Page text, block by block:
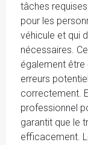
tâches
pour les
véhicule et qui
nécessaires.
également être
erreurs
correctement.
professionnel
garantit que le
efficacement.